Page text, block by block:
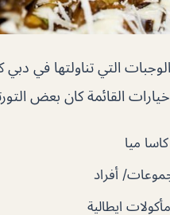
التي تناولتها في دبي
القائمة كان بعض
ميا
أفراد
ايطالية